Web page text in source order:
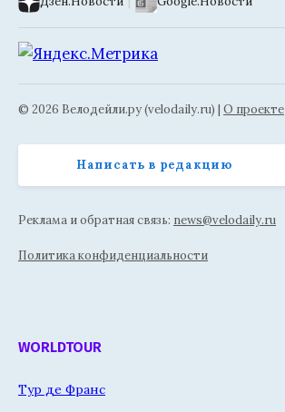
© 2026 Велодейли.ру (velodaily.ru) | О проекте
Написать в редакцию
Реклама и обратная связь: news@velodaily.ru
Политика конфиденциальности
WORLDTOUR
Тур де Франс